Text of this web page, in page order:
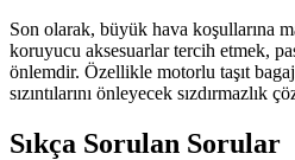
Son olarak, büyük hava koşullarına
koruyucu aksesuarlar tercih etmek,
önlemdir. Özellikle motorlu taşıt
sızıntılarını önleyecek sızdırmazlık
Sıkça Sorulan Sorular